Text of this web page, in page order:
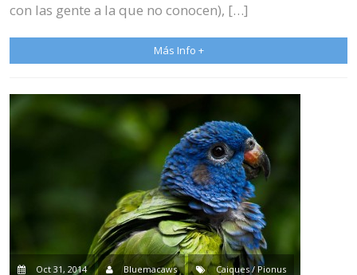
con las gente a la que no conocen), […]
Más Info +
Oct 31, 2014 Bluemacaws Caiques / Pionus